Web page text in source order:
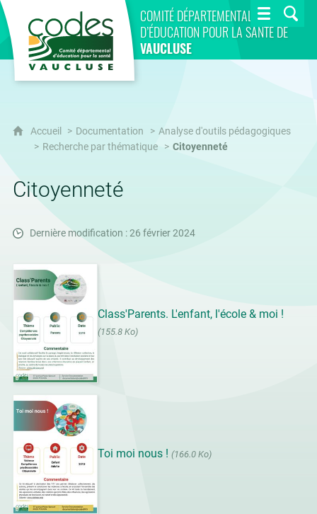
COMITÉ DÉPARTEMENTAL
D’ÉDUCATION POUR LA SANTÉ DE
VAUCLUSE
CoDES 84
Accueil Documentation
Analyse d'outils pédagogiques
Recherche par thématique
Citoyenneté
Citoyenneté
Dernière modification : 26 février 2024
Class'Parents. L'enfant, l'école & moi !
(155.8 Ko)
Toi moi nous ! (166.0 Ko)